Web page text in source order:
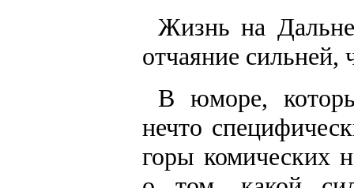
Жизнь на
отчаяние сильней,
В юморе,
нечто
горы комических